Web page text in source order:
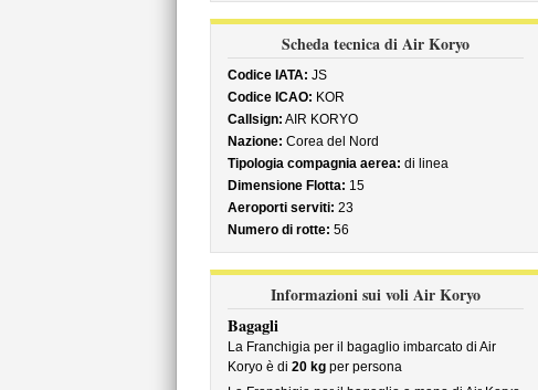
Scheda tecnica di Air Koryo
Codice IATA: JS
Codice ICAO: KOR
Callsign: AIR KORYO
Nazione: Corea del Nord
Tipologia compagnia aerea: di linea
Dimensione Flotta: 15
Aeroporti serviti: 23
Numero di rotte: 56
Informazioni sui voli Air Koryo
Bagagli
La Franchigia per il bagaglio imbarcato di Air
Koryo è di 20 kgper persona